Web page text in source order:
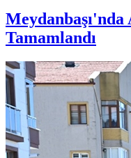
Meydanbaşı'nda
Tamamlandı